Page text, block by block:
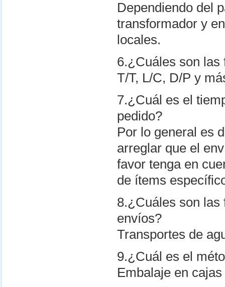
Dependiendo del
transformador y
locales.
6.¿Cuáles son las
T/T, L/C, D/P y
7.¿Cuál es el
pedido?
Por lo general es
arreglar que el
favor tenga en
de ítems
8.¿Cuáles son las
envíos?
Transportes de
9.¿Cuál es el
Embalaje en